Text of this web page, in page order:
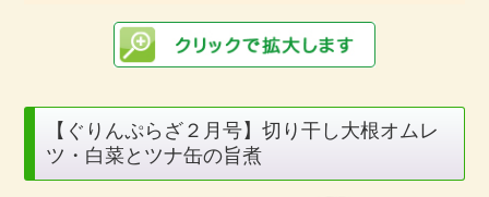
【ぐりんぷらざ２月号】切り干し大根オムレ
ツ・白菜とツナ缶の旨煮